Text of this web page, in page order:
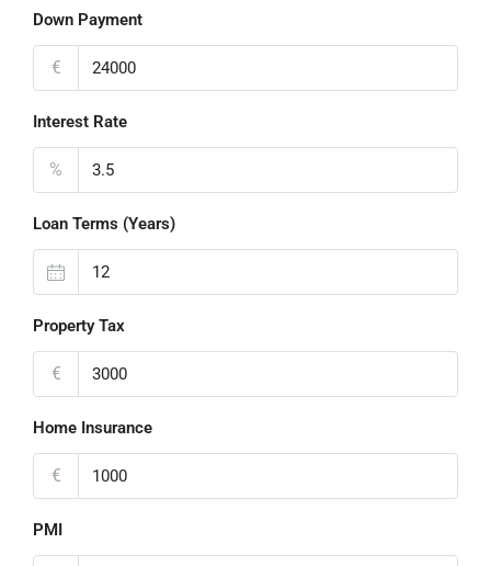
Down Payment
€
Interest Rate
%
Loan Terms (Years)
Property Tax
€
Home Insurance
€
PMI